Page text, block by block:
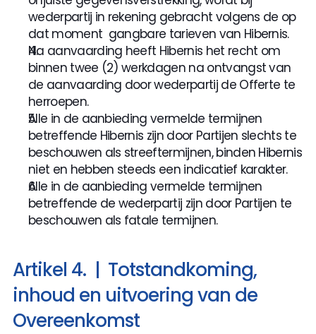
wederpartij in rekening gebracht volgens de op
dat moment  gangbare tarieven van Hibernis.
Na aanvaarding heeft Hibernis het recht om
binnen twee (2) werkdagen na ontvangst van
de aanvaarding door wederpartij de Offerte te
herroepen.
Alle in de aanbieding vermelde termijnen
betreffende Hibernis zijn door Partijen slechts te
beschouwen als streeftermijnen, binden Hibernis
niet en hebben steeds een indicatief karakter.
Alle in de aanbieding vermelde termijnen
betreffende de wederpartij zijn door Partijen te
beschouwen als fatale termijnen.
Artikel 4.  |  Totstandkoming,
inhoud en uitvoering van de
Overeenkomst